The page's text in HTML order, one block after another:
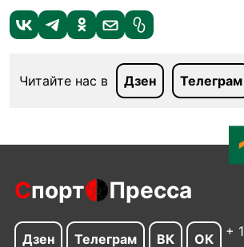
Читайте нас в Дзен Телеграм
Спорт Пресса
Дзен Телеграм ВК ОК + 1